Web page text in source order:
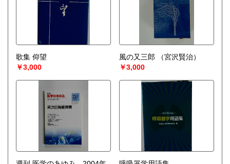
歌集 仰望
￥3,000
風の又三郎
（宮沢賢治）
￥3,000